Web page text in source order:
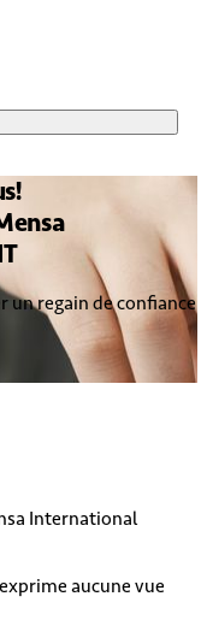
un regain de confiance
International
aucune vue